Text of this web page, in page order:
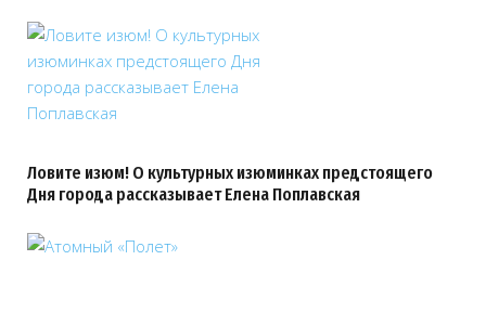
Ловите изюм! О культурных изюминках предстоящего
Дня города рассказывает Елена Поплавская